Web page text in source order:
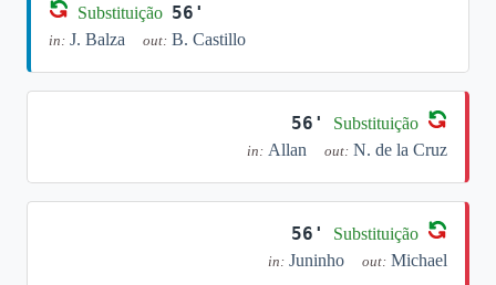
Substituição 56'
in: J. Balza out: B. Castillo
56' Substituição
in: Allan out: N. de la Cruz
56' Substituição
in: Juninho out: Michael